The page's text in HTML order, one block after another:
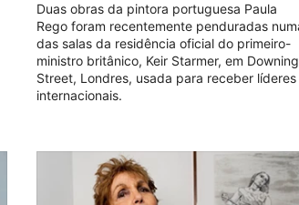
Duas obras da pintora portuguesa Paula
Rego foram recentemente penduradas
das salas da residência oficial do primeiro-
ministro britânico, Keir Starmer, em Downing
Street, Londres, usada para receber líderes
internacionais.